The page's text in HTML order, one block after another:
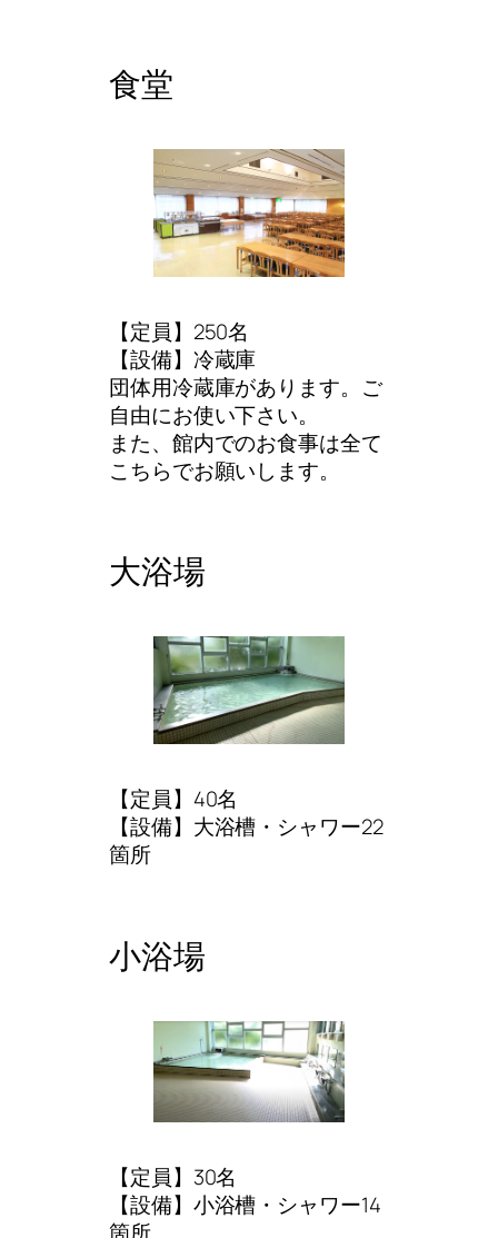
食堂
【定員】250名
【設備】冷蔵庫
団体用冷蔵庫があります。ご
自由にお使い下さい。
また、館内でのお食事は全て
こちらでお願いします。
大浴場
【定員】40名
【設備】大浴槽・シャワー22
箇所
小浴場
【定員】30名
【設備】小浴槽・シャワー14
箇所